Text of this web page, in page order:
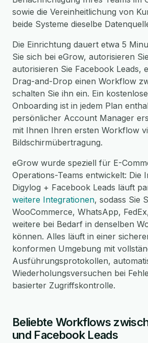
sowie die Vereinheitlichung von
beide Systeme dieselbe
Die Einrichtung dauert etwa 5
Sie sich bei eGrow, autorisieren
autorisieren Sie Facebook Leads,
Drag-and-Drop einen Workflow
schalten Sie ihn ein. Ein
Onboarding ist in jedem Plan
persönlicher Account Manager
mit Ihnen Ihren ersten Workflow
Bildschirmübertragung.
eGrow wurde speziell für E-
Operations-Teams entwickelt: Die
Digylog + Facebook Leads läuft
weitere Integrationen, sodass Sie
WooCommerce, WhatsApp,
weitere bei Bedarf in denselben
können. Alles läuft in einer
konformen Umgebung mit
Ausführungsprotokollen,
Wiederholungsversuchen bei
basierter Zugriffskontrolle.
Beliebte Workflows
und Facebook Leads